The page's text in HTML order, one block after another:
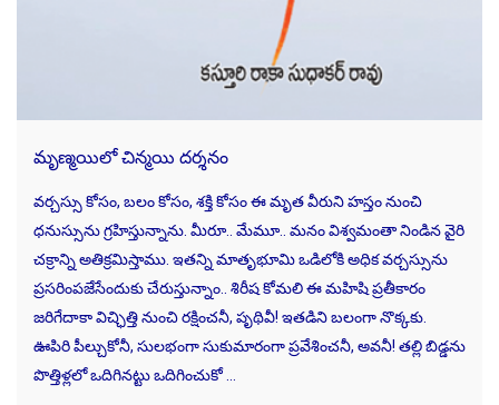
మృణ్మయిలో చిన్మయి దర్శనం
వర్చస్సు కోసం, బలం కోసం, శక్తి కోసం ఈ మృత వీరుని హస్తం నుంచి
ధనుస్సును గ్రహిస్తున్నాను. మీరూ.. మేమూ.. మనం విశ్వమంతా నిండిన వైరి
చక్రాన్ని అతిక్రమిస్తాము. ఇతన్ని మాతృభూమి ఒడిలోకి అధిక వర్చస్సును
ప్రసరింపజేసేందుకు చేరుస్తున్నాం.. శిరీష కోమలి ఈ మహిషి ప్రతీకారం
జరిగేదాకా విచ్ఛిత్తి నుంచి రక్షించనీ, పృథివీ! ఇతడిని బలంగా నొక్కకు.
ఊపిరి పీల్చుకోనీ, సులభంగా సుకుమారంగా ప్రవేశించనీ, అవనీ! తల్లి బిడ్డను
పొత్తిళ్లలో ఒదిగినట్టు ఒదిగించుకో …